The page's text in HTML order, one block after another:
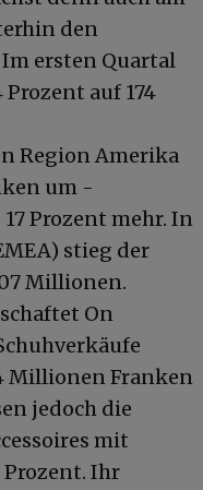
den
ersten Quartal
auf 174
Region Amerika
um -
Prozent mehr. In
stieg der
Millionen.
On
Millionen Franken
jedoch die
mit
Prozent. Ihr